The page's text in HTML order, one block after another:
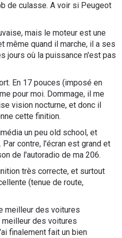
de culasse. A voir si Peugeot
mais le moteur est une
même quand il marche, il a ses
jours où la puissance n'est pas
En 17 pouces (imposé en
pour moi. Dommage, il me
vision nocturne, et donc il
cette finition.
un peu old school, et
contre, l'écran est grand et
de l'autoradio de ma 206.
très correcte, et surtout
(tenue de route,
meilleur des voitures
des voitures
finalement fait un bien